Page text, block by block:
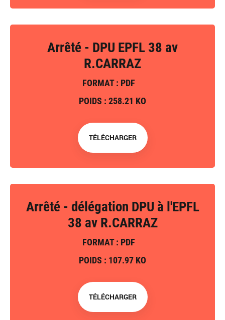
Arrêté - DPU EPFL 38 av
R.CARRAZ
FORMAT : PDF
POIDS : 258.21 KO
TÉLÉCHARGER
Arrêté - délégation DPU à l'EPFL
38 av R.CARRAZ
FORMAT : PDF
POIDS : 107.97 KO
TÉLÉCHARGER